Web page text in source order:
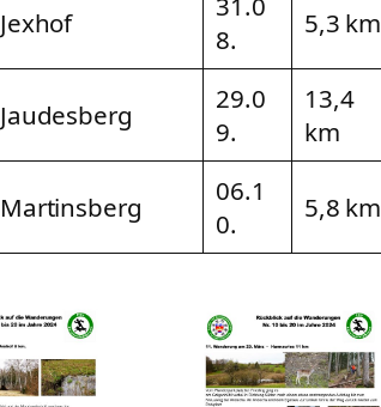
Jexhof
8.
5,3 km
Jaudesberg
29.0
9.
13,4
km
Martinsberg
06.1
0.
5,8 km